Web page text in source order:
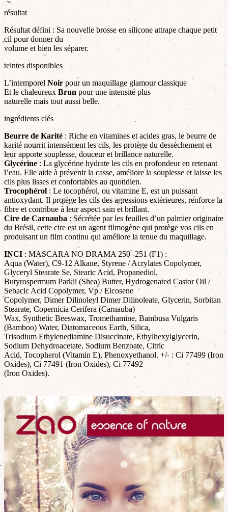
résultat
Résultat défini : Sa nouvelle brosse en silicone attrape chaque petit
cil pour donner du
volume et bien les séparer.
teintes disponibles
L’intemporel Noir pour un maquillage glamour classique
Et le chaleureux Brun pour une intensité plus
naturelle mais tout aussi belle.
ingrédients clés
Beurre de Karité : Riche en vitamines et acides gras, le beurre de
karité nourrit intensément les cils, les protège du dessèchement et
leur apporte souplesse, douceur et brillance naturelle.
Glycérine : La glycérine hydrate les cils en profondeur en retenant
l’eau. Elle aide à prévenir la casse, améliore la souplesse et laisse les
cils plus lisses et confortables au quotidien.
Trocophérol : Le tocophérol, ou vitamine E, est un puissant
antioxydant. Il protège les cils des agressions extérieures, renforce la
fibre et contribue à leur aspect sain et brillant.
Cire de Carnauba : Sécrétée par les feuilles d’un palmier originaire
du Brésil, cette cire est un agent filmogène qui protège vos cils en
produisant un film continu qui améliore la tenue du maquillage.
INCI : MASCARA NO DRAMA 250 -251 (F1) :
Aqua (Water), C9-12 Alkane, Styrene / Acrylates Copolymer,
Glyceryl Stearate Se, Stearic Acid, Propanediol,
Butyrospermum Parkii (Shea) Butter, Hydrogenated Castor Oil /
Sebacic Acid Copolymer, Vp / Eicosene
Copolymer, Dimer Dilinoleyl Dimer Dilinoleate, Glycerin, Sorbitan
Stearate, Copernicia Cerifera (Carnauba)
Wax, Synthetic Beeswax, Tromethamine, Bambusa Vulgaris
(Bamboo) Water, Diatomaceous Earth, Silica,
Trisodium Ethylenediamine Disuccinate, Ethylhexylglycerin,
Sodium Dehydroacetate, Sodium Benzoate, Citric
Acid, Tocopherol (Vitamin E), Phenoxyethanol. +/- : Ci 77499 (Iron
Oxides), Ci 77491 (Iron Oxides), Ci 77492
(Iron Oxides).